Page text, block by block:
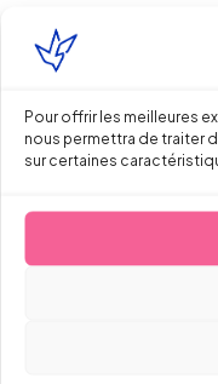
Pour offrir les meilleures
nous permettra de traiter
sur certaines